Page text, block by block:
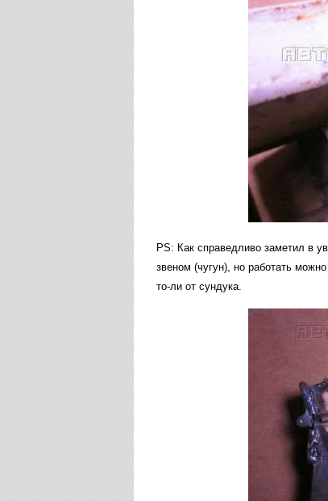
PS: Как справедливо заметил в
звеном (чугун), но работать
то-ли от сундука.